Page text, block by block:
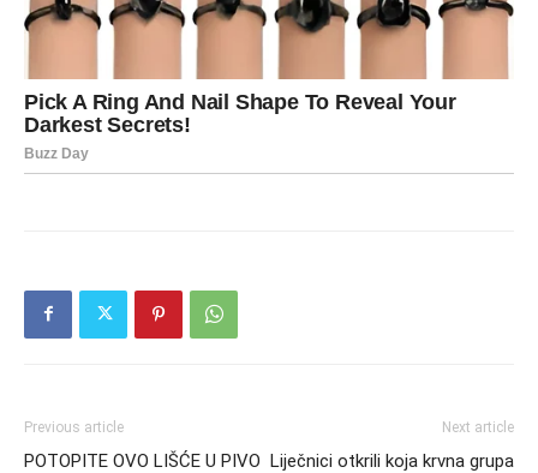
Previous article
POTOPITE OVO LIŠĆE U PIVO
Next article
Liječnici otkrili koja krvna grupa